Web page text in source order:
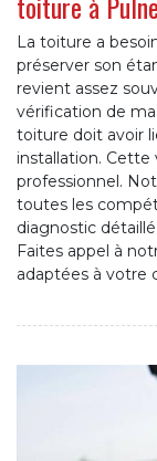
La toiture a
préserver son
revient assez
vérification de
toiture doit avoir
installation.
professionnel.
toutes les
diagnostic
Faites appel à
adaptées à votre